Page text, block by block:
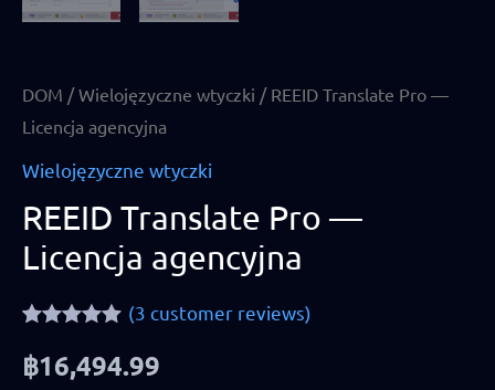
DOM /Wielojęzyczne wtyczki / REEID Translate Pro —
Licencja agencyjna
Wielojęzyczne wtyczki
REEID Translate Pro —
Licencja agencyjna
out of 5
based on
(3 customer reviews)
฿16,494.99